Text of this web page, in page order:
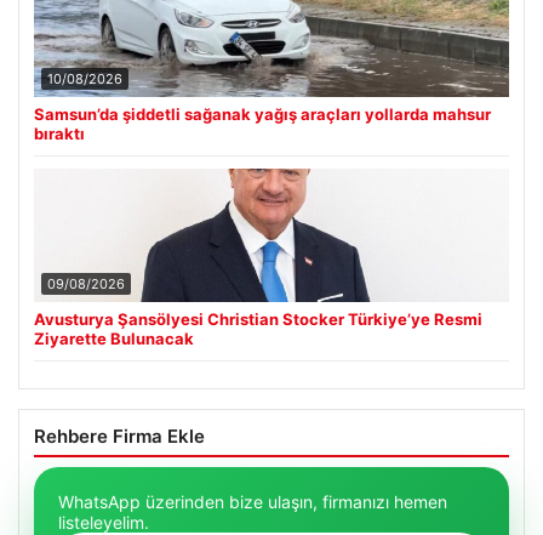
10/08/2026
Samsun’da şiddetli sağanak yağış araçları yollarda mahsur
bıraktı
09/08/2026
Avusturya Şansölyesi Christian Stocker Türkiye’ye Resmi
Ziyarette Bulunacak
Rehbere Firma Ekle
WhatsApp üzerinden bize ulaşın, firmanızı hemen
listeleyelim.